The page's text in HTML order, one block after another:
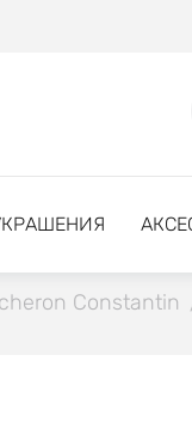
Constantin